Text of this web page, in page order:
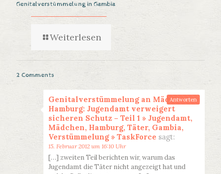
Genitalverstümmelung in Gambia
Weiterlesen
2 Comments
Genitalverstümmelung an Mädchen in
Hamburg: Jugendamt verweigert
sicheren Schutz – Teil 1 » Jugendamt,
Mädchen, Hamburg, Täter, Gambia,
Verstümmelung » TaskForce sagt:
15. Februar 2012 um 16:10 Uhr
[…] zweiten Teil berichten wir, warum das
Jugendamt die Täter nicht angezeigt hat und
Antworten